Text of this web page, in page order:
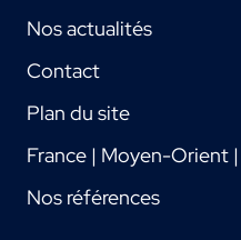
Nos actualités
Contact
Plan du site
France | Moyen-Orient
Nos références